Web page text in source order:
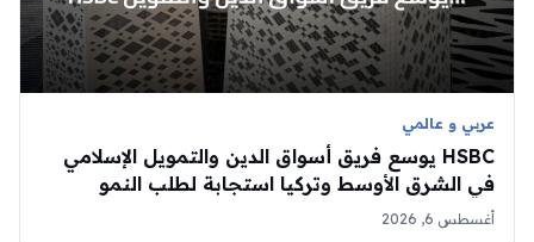
عربي و عالمي
HSBC يوسع فريق أسواق الدين والتمويل الإسلامي
في الشرق الأوسط وتركيا استجابة لطلب النمو
أغسطس 6, 2026